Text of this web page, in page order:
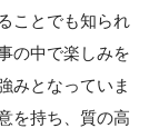
ことでも知られ
の中で楽しみを
みとなっていま
を持ち、質の高